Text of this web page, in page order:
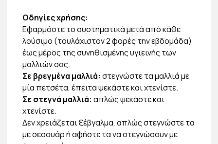
Οδηγίες χρήσης:
Εφαρμόστε το συστηματικά μετά από κάθε
λούσιμο (τουλάχιστον 2 φορές την εβδομάδα)
έως μέρος της συνηθισμένης υγιεινής των
μαλλιών σας.
Σε βρεγμένα μαλλιά: στεγνώστε τα μαλλιά με
μία πετσέτα, έπειτα ψεκάστε και χτενίστε.
Σε στεγνά μαλλιά: απλώς ψεκάστε και
χτενίστε.
Δεν χρειάζεται ξέβγαλμα, απλώς στεγνώστε τα
με σεσουάρ ή αφήστε τα να στεγνώσουν με